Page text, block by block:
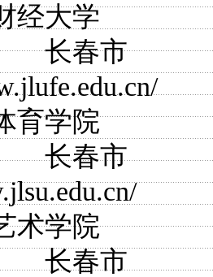
经大学
春
育学院
春
术学院
春